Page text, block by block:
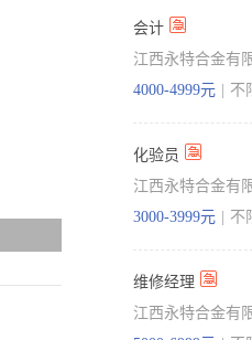
会计
江西永特合金有
4000-4999元
不
化验员
江西永特合金有
3000-3999元
不
维修经理
江西永特合金有